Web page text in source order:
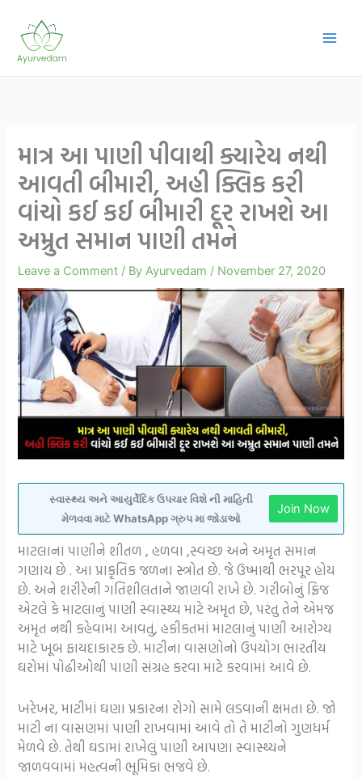
content
માત્ર આ પાણી પીવાથી ક્યારેય નથી
આવતી બીમારી, અહી ક્લિક કરી
વાંચો કઈ કઈ બીમારી દૂર રાખશે આ
અમ્રુત સમાન પાણી તમને
Leave a Comment / ByAyurvedam / November 27, 2020
સ્વાસ્થ્ય અને આયુર્વેદિક ઉપચાર વિશે ની માહિતી
મેળવવા માટે WhatsApp ગ્રુપ મા જોડાઓ
Join Now
માટલાના પાણીને શીતળ , હળવા ,સ્વચ્છ અને અમૃત સમાન
ગણાય છે . આ પ્રાકૃતિક જળના સ્ત્રોત છે. જે ઉષ્માથી ભરપૂર હોય
છે. અને શરીરેની ગતિશીલતાને જાણવી રાખે છે. ગરીબોનું ફ્રિજ
એટલે કે માટલાનું પાણી સ્વાસ્થ્ય માટે અમૃત છે, પરંતુ તેને એમજ
અમૃત નથી કહેવામા આવતું, હકીકતમાં માટલાનું પાણી આરોગ્ય
માટે ખૂબ ફાયદાકારક છે. માટીના વાસણોનો ઉપયોગ ભારતીય
ઘરોમાં પોઢીઓથી પાણી સંગ્રહ કરવા માટે કરવામાં આવે છે.
ખરેખર, માટીમાં ઘણા પ્રકારના રોગો સામે લડવાની ક્ષમતા છે. જો
માટી ના વાસણમાં પાણી રાખવામાં આવે તો તે માટીનો ગુણધર્મ
મેળવે છે. તેથી ઘડામાં રાખેલું પાણી આપણા સ્વાસ્થ્યને
જાળવવામાં મહત્વની ભૂમિકા ભજવે છે.